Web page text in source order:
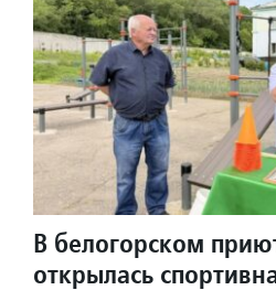
В белогорском
открылась